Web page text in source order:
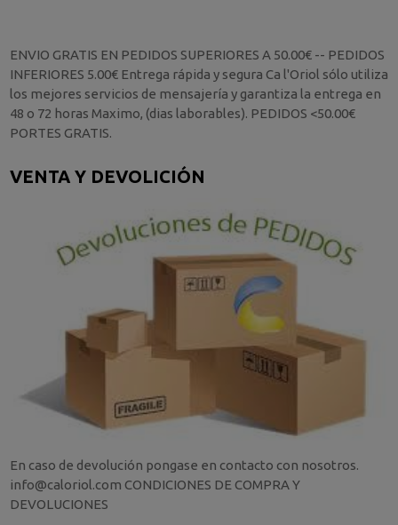
ENVIO GRATIS EN PEDIDOS SUPERIORES A 50.00€ -- PEDIDOS
INFERIORES 5.00€ Entrega rápida y segura Ca l'Oriol sólo utiliza
los mejores servicios de mensajería y garantiza la entrega en
48 o 72 horas Maximo, (dias laborables). PEDIDOS <50.00€
PORTES GRATIS.
VENTA Y DEVOLICIÓN
En caso de devolución pongase en contacto con nosotros.
info@caloriol.com CONDICIONES DE COMPRA Y
DEVOLUCIONES